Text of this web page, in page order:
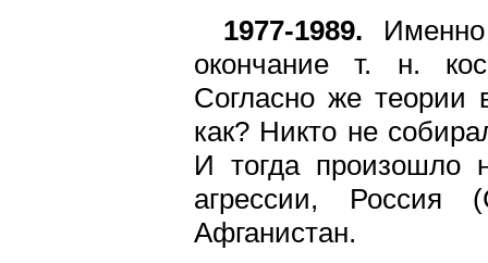
1977-1989.
окончание т. н.
Согласно же теории
как? Никто не
И тогда произошло
агрессии,
Афганистан.